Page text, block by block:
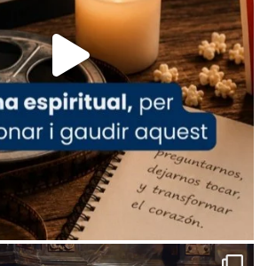
Share
de Barcelona
Juliana i Semproniana ens
la mirada»
bisbe de Tortosa, ha
27 de juliol la missa de Les